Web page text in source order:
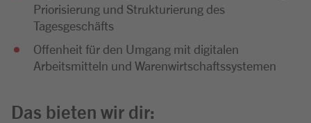
Priorisierung und Strukturierung des
Tagesgeschäfts
Offenheit für den Umgang mit digitalen
Arbeitsmitteln und Warenwirtschaftssystemen
Das bieten wir dir: